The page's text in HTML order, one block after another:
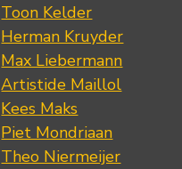
Toon Kelder
Herman Kruyder
Max Liebermann
Artistide Maillol
Kees Maks
Piet Mondriaan
Theo Niermeijer